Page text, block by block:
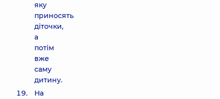
яку
приносять
діточки,
а
потім
вже
саму
дитину.
На